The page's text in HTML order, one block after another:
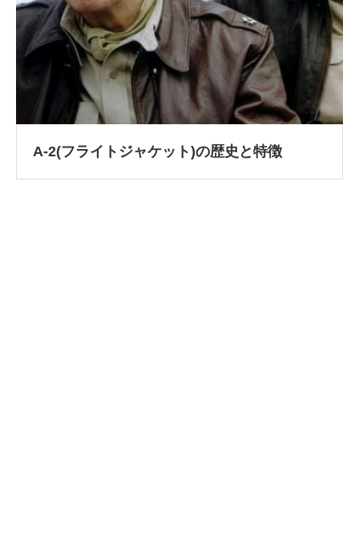
A-2(フライトジャケット)の歴史と特徴